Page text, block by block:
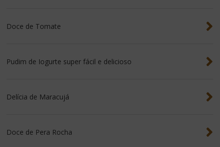
Doce de Tomate
Pudim de Iogurte super fácil e delicioso
Delícia de Maracujá
Doce de Pera Rocha